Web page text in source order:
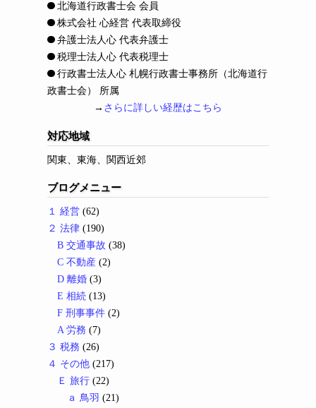
北海道行政書士会 会員
株式会社 心経営 代表取締役
弁護士法人心 代表弁護士
税理士法人心 代表税理士
行政書士法人心 札幌行政書士事務所（北海道行
政書士会） 所属
→ さらに詳しい経歴はこちら
対応地域
関東、東海、関西近郊
ブログメニュー
１ 経営 (62)
２ 法律 (190)
B 交通事故 (38)
C 不動産 (2)
D 離婚 (3)
E 相続 (13)
F 刑事事件 (2)
A 労務 (7)
３ 税務 (26)
４ その他 (217)
Ｅ 旅行 (22)
ａ 鳥羽 (21)